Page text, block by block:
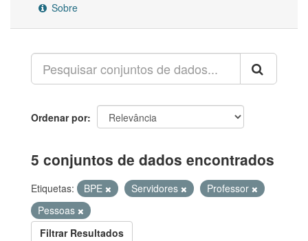
Sobre
Ordenar por
5 conjuntos de dados encontrados
Etiquetas: BPE Servidores
Professor
Pessoas
Filtrar Resultados